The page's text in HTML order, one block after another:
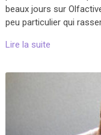
beaux jours sur
peu particulier qui
Lire la suite